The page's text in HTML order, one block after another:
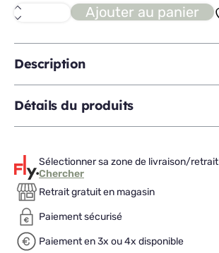
quantité
de
Fauteuil
Ajouter au panier
Description
Détails du produits
Sélectionner sa zone de livraison/retrait
Chercher
Retrait gratuit en magasin
Paiement sécurisé
Paiement en 3x ou 4x disponible